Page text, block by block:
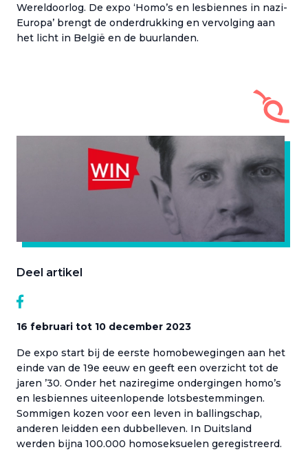
Wereldoorlog. De expo ‘Homo’s en lesbiennes in nazi-
Europa’ brengt de onderdrukking en vervolging aan
het licht in België en de buurlanden.
Deel artikel
16 februari tot 10 december 2023
De expo start bij de eerste homobewegingen aan het
einde van de 19e eeuw en geeft een overzicht tot de
jaren ’30. Onder het naziregime ondergingen homo’s
en lesbiennes uiteenlopende lotsbestemmingen.
Sommigen kozen voor een leven in ballingschap,
anderen leidden een dubbelleven. In Duitsland
werden bijna 100.000 homoseksuelen geregistreerd.